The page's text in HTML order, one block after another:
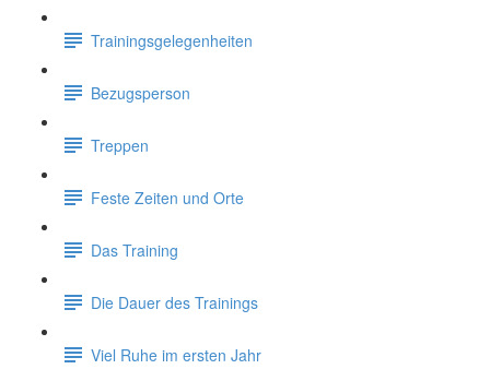
Trainingsgelegenheiten
Bezugsperson
Treppen
Feste Zeiten und Orte
Das Training
Die Dauer des Trainings
Viel Ruhe im ersten Jahr